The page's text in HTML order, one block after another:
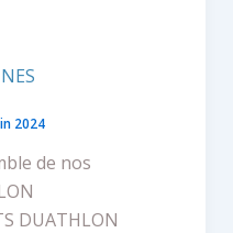
2024
de nos
DUATHLON